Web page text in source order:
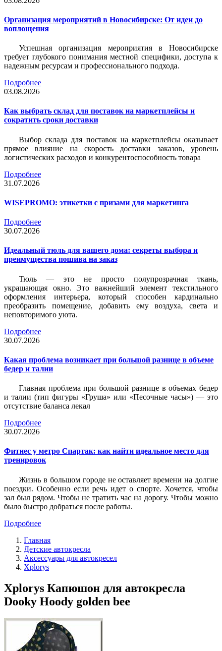
Организация мероприятий в Новосибирске: От идеи до
воплощения
Успешная организация мероприятия в Новосибирске
требует глубокого понимания местной специфики, доступа к
надежным ресурсам и профессионального подхода.
Подробнее
03.08.2026
Как выбрать склад для поставок на маркетплейсы и
сократить сроки доставки
Выбор склада для поставок на маркетплейсы оказывает
прямое влияние на скорость доставки заказов, уровень
логистических расходов и конкурентоспособность товара
Подробнее
31.07.2026
WISEPROMO: этикетки с призами для маркетинга
Подробнее
30.07.2026
Идеальный тюль для вашего дома: секреты выбора и
преимущества пошива на заказ
Тюль — это не просто полупрозрачная ткань,
украшающая окно. Это важнейший элемент текстильного
оформления интерьера, который способен кардинально
преобразить помещение, добавить ему воздуха, света и
неповторимого уюта.
Подробнее
30.07.2026
Какая проблема возникает при большой разнице в объеме
бедер и талии
Главная проблема при большой разнице в объемах бедер
и талии (тип фигуры «Груша» или «Песочные часы») — это
отсутствие баланса лекал
Подробнее
30.07.2026
Фитнес у метро Спартак: как найти идеальное место для
тренировок
Жизнь в большом городе не оставляет времени на долгие
поездки. Особенно если речь идет о спорте. Хочется, чтобы
зал был рядом. Чтобы не тратить час на дорогу. Чтобы можно
было быстро добраться после работы.
Подробнее
Главная
Детские автокресла
Аксессуары для автокресел
Xplorys
Xplorys Капюшон для автокресла
Dooky Hoody golden bee